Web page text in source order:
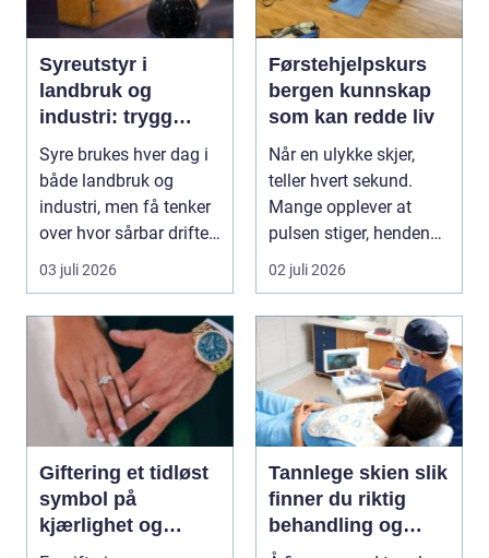
Syreutstyr i
landbruk og
industri: trygg
håndtering og
smart investering
Syre brukes hver dag i
både landbruk og
industri, men få tenker
over hvor sårbar driften
blir når no...
03 juli 2026
Førstehjelpskurs
bergen kunnskap
som kan redde liv
Når en ulykke skjer,
teller hvert sekund.
Mange opplever at
pulsen stiger, hendene
skjelver og hodet...
02 juli 2026
Giftering et tidløst
symbol på
kjærlighet og
håndverk
Tannlege skien slik
finner du riktig
behandling og
trygg tannlege